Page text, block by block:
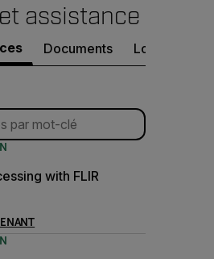
assistance
Documents Logiciel et
with FLIR